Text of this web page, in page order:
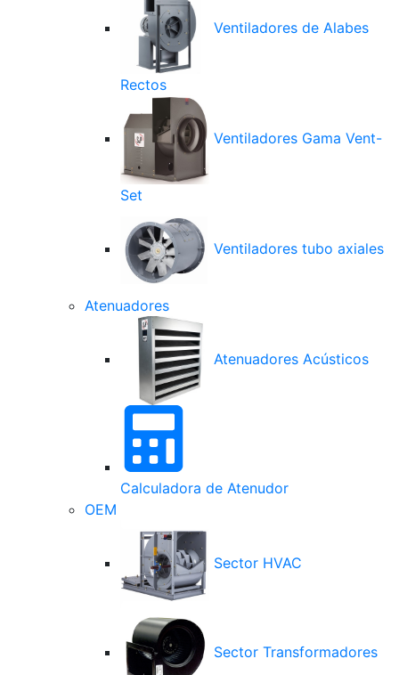
Ventiladores de Alabes
Rectos
Ventiladores Gama Vent-
Set
Ventiladores tubo axiales
Atenuadores
Atenuadores Acústicos
Calculadora de Atenudor
OEM
Sector HVAC
Sector Transformadores